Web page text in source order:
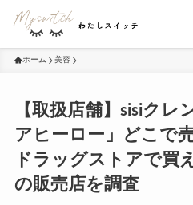
ホーム 美容
【取扱店舗】sisiク
アヒーロー」どこで
ドラッグストアで買
の販売店を調査